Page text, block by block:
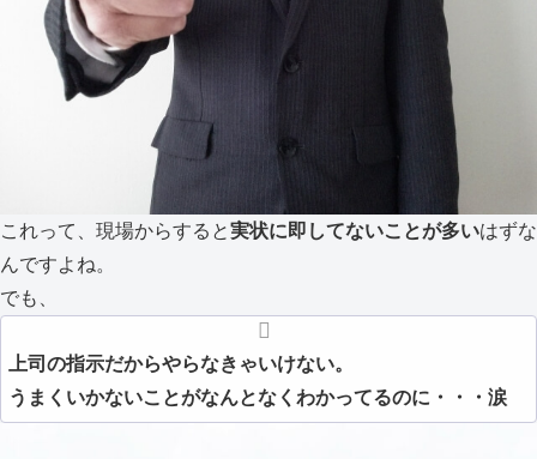
これって、現場からすると実状に即してないことが多いはずな
んですよね。
でも、
上司の指示だからやらなきゃいけない。
うまくいかないことがなんとなくわかってるのに・・・涙